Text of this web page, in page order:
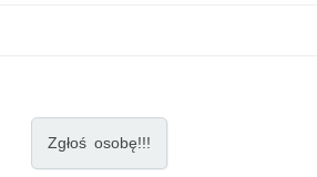
Zgłoś osobę!!!